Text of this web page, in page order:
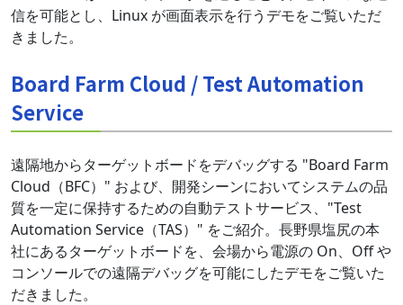
信を可能とし、Linux が画面表示を行うデモをご覧いただ
きました。
Board Farm Cloud / Test Automation
Service
遠隔地からターゲットボードをデバッグする "Board Farm
Cloud（BFC）" および、開発シーンにおいてシステムの品
質を一定に保持するための自動テストサービス、"Test
Automation Service（TAS）" をご紹介。長野県塩尻の本
社にあるターゲットボードを、会場から電源の On、Off や
コンソールでの遠隔デバッグを可能にしたデモをご覧いた
だきました。